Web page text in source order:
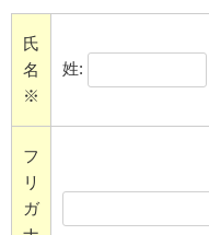
氏
名
※
姓:
フ
リ
ガ